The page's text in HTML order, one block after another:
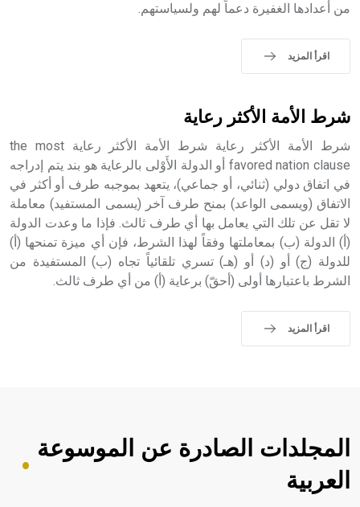
حيث تقتصر القيمة الصوتية للعلامة الك
من أعدادها الغفيرة دعماً لهم ولسياستهم.
اقرأ المزيد
شرط الأمة الأكثر رعاية
شرط الأمة الأكثر رعاية شرط الأمة الأكثر رعاية the most
favored nation clause أو الدولة الأَوْلى بالرعاية هو بند يتم إدراجه
في اتفاق دولي (ثنائي، أو جماعي)، يتعهد بموجبه طرف أو أكثر في
الاتفاق (ويسمى الواعد) بمنح طرف آخر (يسمى المستفيد) معاملة
لا تقل عن تلك التي يعامل بها أي طرف ثالث. فإذا ما وعدت الدولة
(أ) الدولة (ب) بمعاملتها وفقاً لهذا الشرط، فإن أي ميزة تمنحها (أ)
للدولة (ج) أو (د) أو (هـ) تسري تلقائياً تجاه (ب) المستفيدة من
الشرط باعتبارها أولى (أحقّ) برعاية (أ) من أي طرف ثالث.
اقرأ المزيد
المجلدات الصادرة عن الموسوعة
العربية